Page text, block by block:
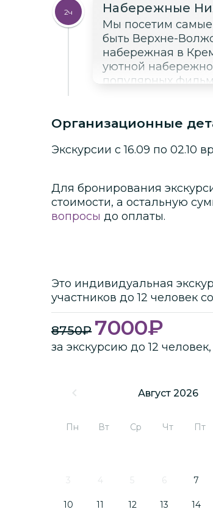
2ч Набережные
Мы посетим самые
быть Верхне-
набережная в
уютной
популярных
видовая
Организационные
Экскурсии с 16.09 по 02.10
Для бронирования
стоимости, а остальную
вопросы до оплаты.
Это индивидуальная
участников до 12 человек
8750₽ 7000₽
за экскурсию до 12
Август 2026
Пн Вт Ср Чт Пт
3 4 5 6 7
10 11 12 13 14